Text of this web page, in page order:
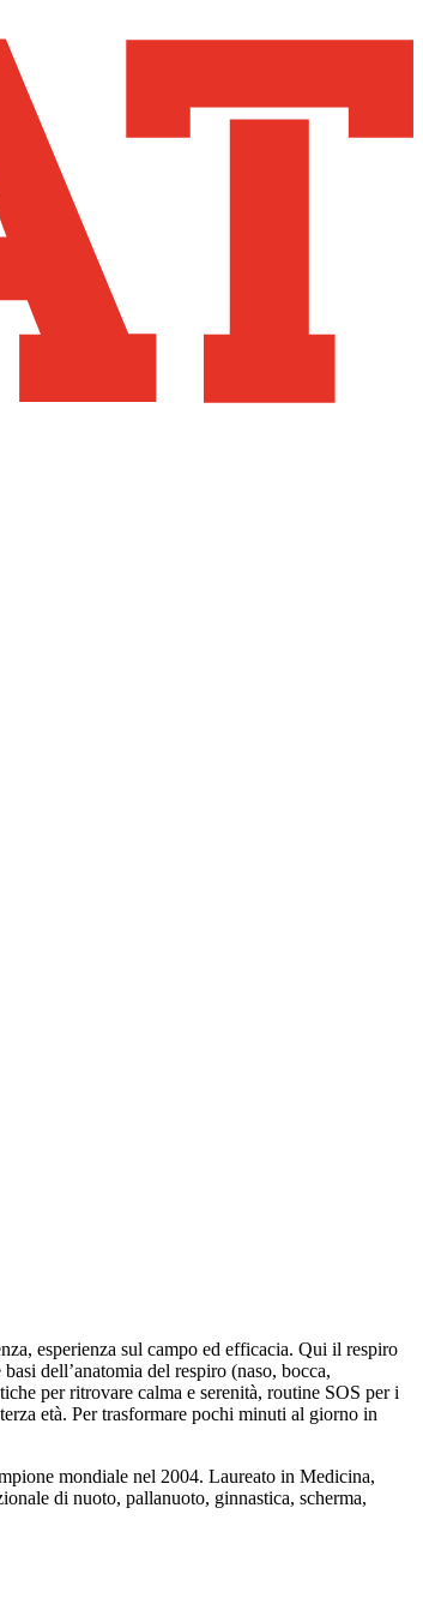
esperienza sul campo ed efficacia. Qui il respiro
dell’anatomia del respiro (naso, bocca,
per ritrovare calma e serenità, routine SOS per i
età. Per trasformare pochi minuti al giorno in
mondiale nel 2004. Laureato in Medicina,
di nuoto, pallanuoto, ginnastica, scherma,